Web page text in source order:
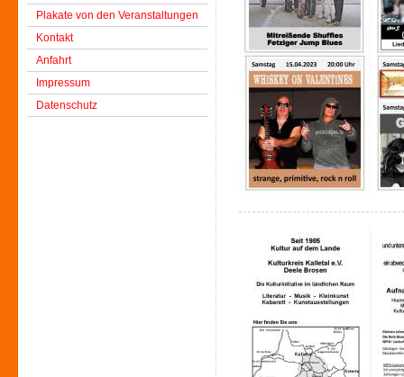
Plakate von den Veranstaltungen
Kontakt
Anfahrt
Impressum
Datenschutz